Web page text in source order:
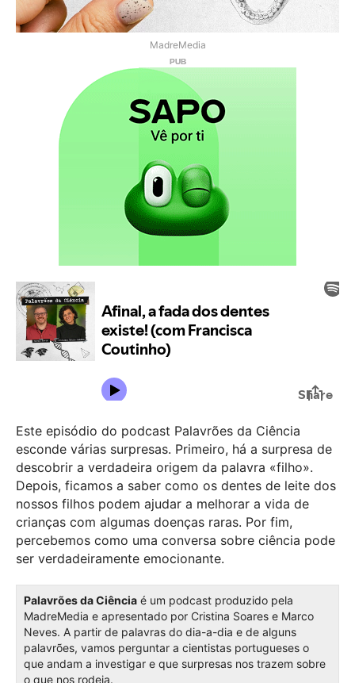
MadreMedia
Este episódio do podcast Palavrões da Ciência
esconde várias surpresas. Primeiro, há a surpresa de
descobrir a verdadeira origem da palavra «filho».
Depois, ficamos a saber como os dentes de leite dos
nossos filhos podem ajudar a melhorar a vida de
crianças com algumas doenças raras. Por fim,
percebemos como uma conversa sobre ciência pode
ser verdadeiramente emocionante.
Palavrões da Ciênciaé um podcast produzido pela
MadreMedia e apresentado por Cristina Soares e Marco
Neves. A partir de palavras do dia-a-dia e de alguns
palavrões, vamos perguntar a cientistas portugueses o
que andam a investigar e que surpresas nos trazem sobre
o que nos rodeia.